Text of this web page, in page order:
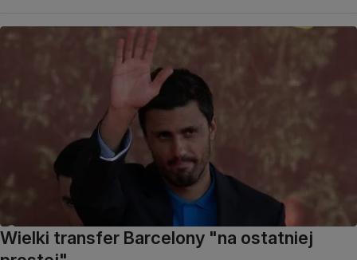
Wielki transfer Barcelony "na ostatniej